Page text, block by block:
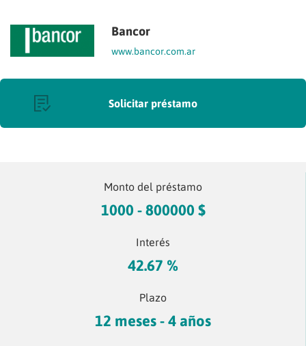
Bancor
www.bancor.com.ar
Solicitar préstamo
Monto del préstamo
1000 - 800000 $
Interés
42.67 %
Plazo
12 meses - 4 años